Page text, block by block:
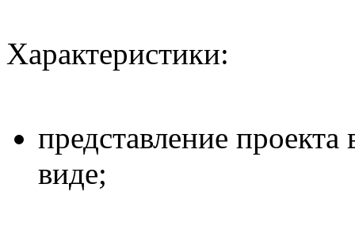
Характеристики:
представление
виде;